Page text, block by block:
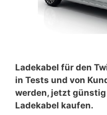
Ladekabel für den
in Tests und von
werden, jetzt günstig
Ladekabel kaufen.